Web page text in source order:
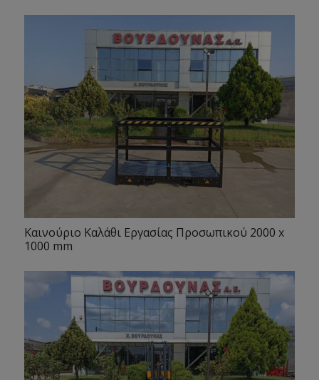
Καινούριο Καλάθι Εργασίας Προσωπικού 2000 x
1000 mm